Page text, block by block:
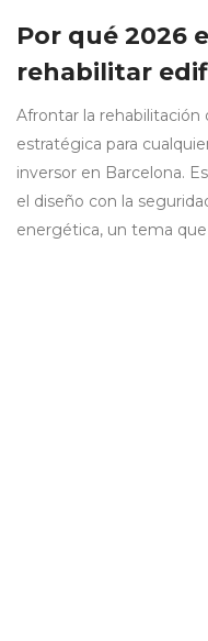
Por qué 2026
rehabilitar
Afrontar la rehabilitación
estratégica para
inversor en Barcelona.
el diseño con la
energética, un tema